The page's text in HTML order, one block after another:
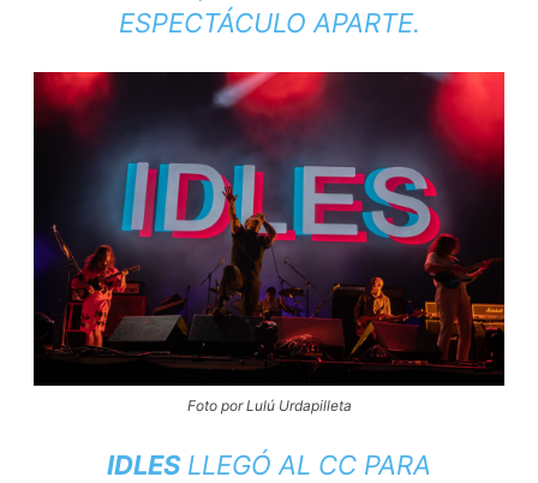
ESPECTÁCULO APARTE.
Foto por Lulú Urdapilleta
IDLES LLEGÓ AL CC PARA